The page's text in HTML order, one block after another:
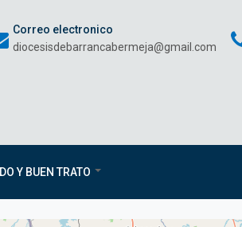
Correo electronico
diocesisdebarrancabermeja@gmail.com
Y BUEN TRATO